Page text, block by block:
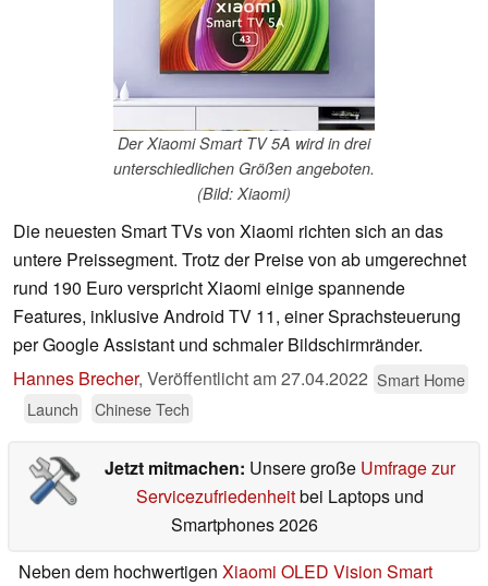
Der Xiaomi Smart TV 5A wird in drei
unterschiedlichen Größen angeboten.
(Bild: Xiaomi)
Die neuesten Smart TVs von Xiaomi richten sich an das
untere Preissegment. Trotz der Preise von ab umgerechnet
rund 190 Euro verspricht Xiaomi einige spannende
Features, inklusive Android TV 11, einer Sprachsteuerung
per Google Assistant und schmaler Bildschirmränder.
Hannes Brecher, Veröffentlicht am27.04.2022 Smart Home
Launch
Chinese Tech
Jetzt mitmachen: Unsere große Umfrage zur
Servicezufriedenheitbei Laptops und
Smartphones 2026
Neben dem hochwertigen Xiaomi OLED Vision Smart